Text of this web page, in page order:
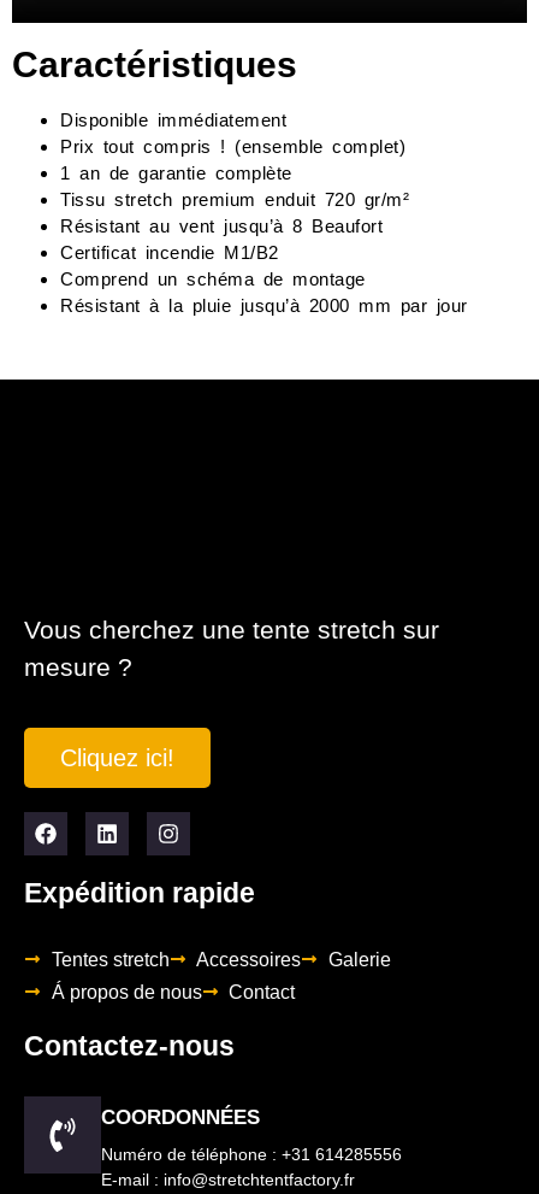
Caractéristiques
Disponible immédiatement
Prix ​​tout compris ! (ensemble complet)
1 an de garantie complète
Tissu stretch premium enduit 720 gr/m²
Résistant au vent jusqu’à 8 Beaufort
Certificat incendie M1/B2
Comprend un schéma de montage
Résistant à la pluie jusqu’à 2000 mm par jour
Vous cherchez une tente stretch sur
mesure ?
Cliquez ici!
Expédition rapide
Tentes stretch Accessoires
Galerie
Á propos de nous
Contact
Contactez-nous
COORDONNÉES
Numéro de téléphone : +31 614285556
E-mail : info@stretchtentfactory.fr